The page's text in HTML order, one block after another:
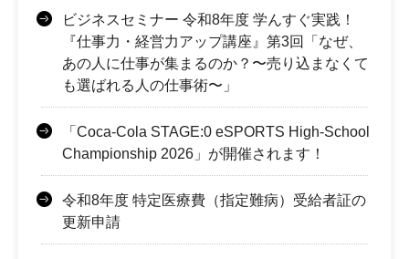
ビジネスセミナー 令和8年度 学んすぐ実践！
『仕事力・経営力アップ講座』第3回「なぜ、
あの人に仕事が集まるのか？〜売り込まなくて
も選ばれる人の仕事術〜」
「Coca-Cola STAGE:0 eSPORTS High-School
Championship 2026」が開催されます！
令和8年度 特定医療費（指定難病）受給者証の
更新申請